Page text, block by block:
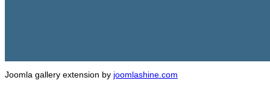
Joomla gallery extension by joomlashine.com